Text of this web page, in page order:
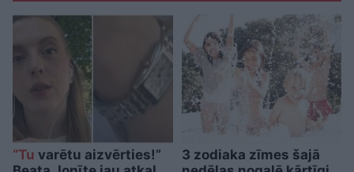
“Tu varētu aizvērties!”
3 zodiaka zīmes šajā